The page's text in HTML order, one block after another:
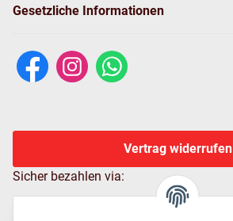
Gesetzliche Informationen
Vertrag widerrufen
Sicher bezahlen via: